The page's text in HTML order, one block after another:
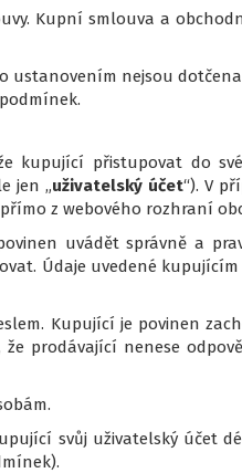
Kupní smlouva a
ustanovením nejsou
kupující přistupovat do
jen „uživatelský účet“). V
z webového rozhraní
uvádět správně a
Údaje uvedené
Kupující je povinen
prodávající nenese
svůj uživatelský účet